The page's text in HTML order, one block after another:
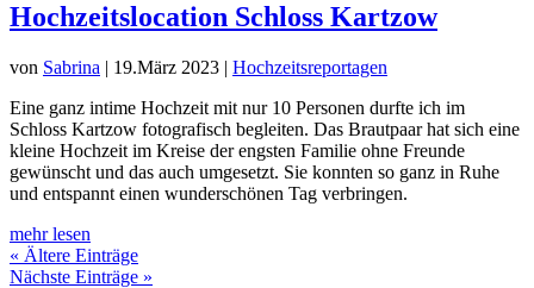
Hochzeitslocation Schloss Kartzow
von Sabrina | 19.März 2023 | Hochzeitsreportagen
Eine ganz intime Hochzeit mit nur 10 Personen durfte ich im
Schloss Kartzow fotografisch begleiten. Das Brautpaar hat sich eine
kleine Hochzeit im Kreise der engsten Familie ohne Freunde
gewünscht und das auch umgesetzt. Sie konnten so ganz in Ruhe
und entspannt einen wunderschönen Tag verbringen.
mehr lesen
« Ältere Einträge
Nächste Einträge »